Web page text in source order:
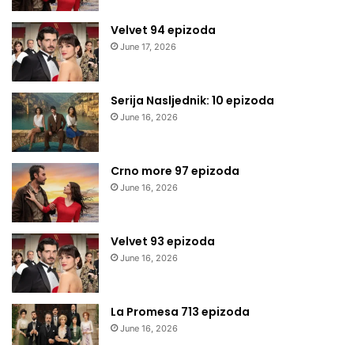
Velvet 94 epizoda
June 17, 2026
Serija Nasljednik: 10 epizoda
June 16, 2026
Crno more 97 epizoda
June 16, 2026
Velvet 93 epizoda
June 16, 2026
La Promesa 713 epizoda
June 16, 2026